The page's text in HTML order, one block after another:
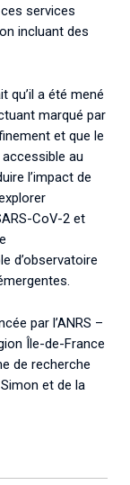
services
incluant des
qu’il a été mené
marqué par
et que le
au
l’impact de
CoV-2 et
d’observatoire
par l’ANRS –
Île-de-France
de recherche
et de la